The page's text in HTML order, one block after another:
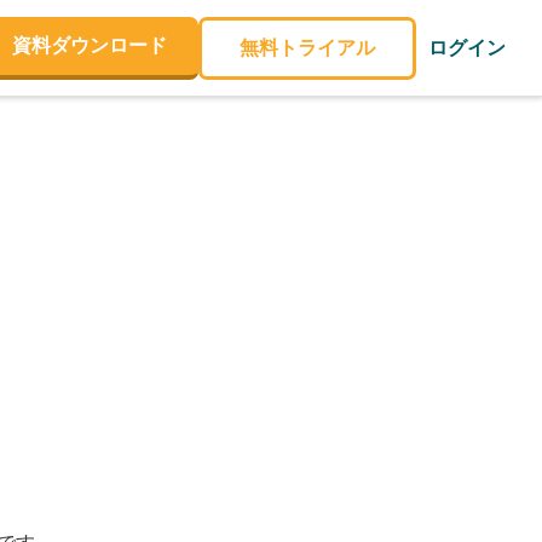
資料ダウンロード 無料トライアル ログイン